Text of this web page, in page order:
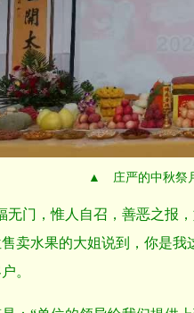
▲ 庄严的中秋祭
无门，惟人自召，善恶之报
卖水果的大姐说到，你是
。